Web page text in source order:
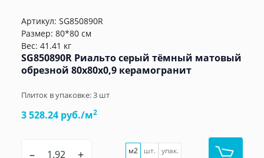
Артикул: SG850890R
Размер: 80*80 см
Вес: 41.41 кг
SG850890R Риальто серый тёмный матовый
обрезной 80x80x0,9 керамогранит
Плиток в упаковке:3 шт
3 528.24 руб./м2
– + м2 шт. упак.